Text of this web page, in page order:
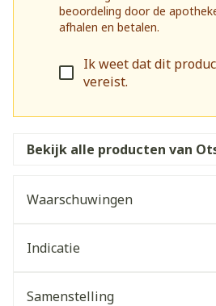
beoordeling door de
afhalen en betalen.
Ik weet dat dit
vereist.
Bekijk alle producten van
Waarschuwingen
Indicatie
Samenstelling